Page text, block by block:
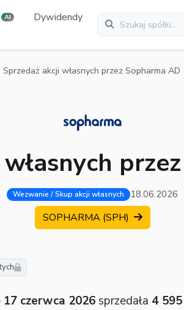
AI Dywidendy
Sprzedaż akcji własnych przez Sopharma AD
Wezwanie / Skup akcji własnych 18.06.2026
SOPHARMA (SPH)
17 czerwca 2026sprzedała 4